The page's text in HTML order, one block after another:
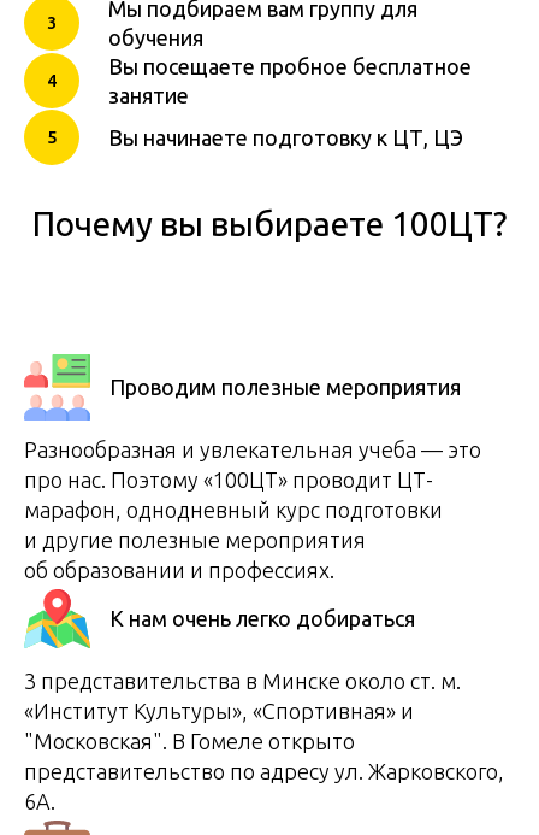
Мы подбираем вам группу для
обучения
Вы посещаете пробное бесплатное
занятие
Вы начинаете подготовку к ЦТ, ЦЭ
Почему вы выбираете 100ЦТ?
Проводим полезные мероприятия
Разнообразная и увлекательная учеба — это
про нас. Поэтому «100ЦТ» проводит ЦТ-
марафон, однодневный курс подготовки
и другие полезные мероприятия
об образовании и профессиях.
К нам очень легко добираться
3 представительства в Минске около ст. м.
«Институт Культуры», «Спортивная» и
"Московская". В Гомеле открыто
представительство по адресу ул. Жарковского,
6А.